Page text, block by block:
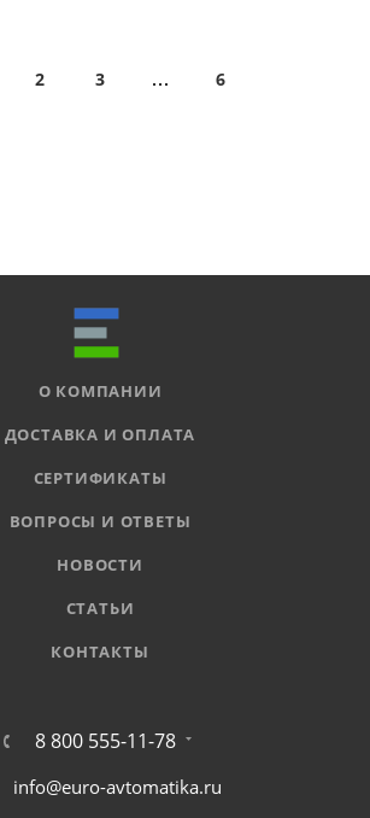
2 3 6
О КОМПАНИИ
ДОСТАВКА И ОПЛАТА
СЕРТИФИКАТЫ
ВОПРОСЫ И ОТВЕТЫ
НОВОСТИ
СТАТЬИ
КОНТАКТЫ
8 800 555-11-78
info@euro-avtomatika.ru